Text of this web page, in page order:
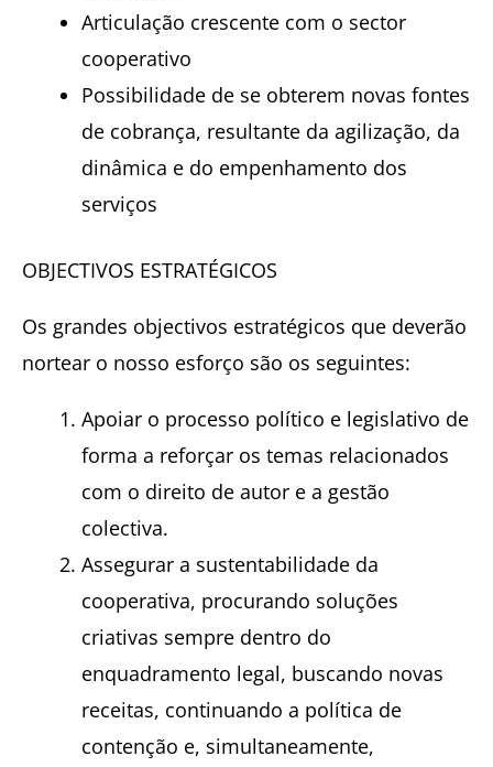
Articulação crescente com o sector
cooperativo
Possibilidade de se obterem novas fontes
de cobrança, resultante da agilização, da
dinâmica e do empenhamento dos
serviços
OBJECTIVOS ESTRATÉGICOS
Os grandes objectivos estratégicos que deverão
nortear o nosso esforço são os seguintes:
Apoiar o processo político e legislativo de
forma a reforçar os temas relacionados
com o direito de autor e a gestão
colectiva.
Assegurar a sustentabilidade da
cooperativa, procurando soluções
criativas sempre dentro do
enquadramento legal, buscando novas
receitas, continuando a política de
contenção e, simultaneamente,